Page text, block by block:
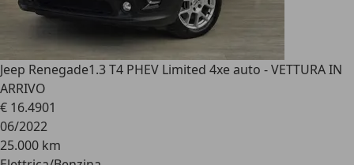
Jeep Renegade1.3 T4 PHEV Limited 4xe auto - VETTURA IN
ARRIVO
€ 16.4901
06/2022
25.000 km